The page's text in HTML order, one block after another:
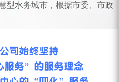
型水务城市，根据市委、市政